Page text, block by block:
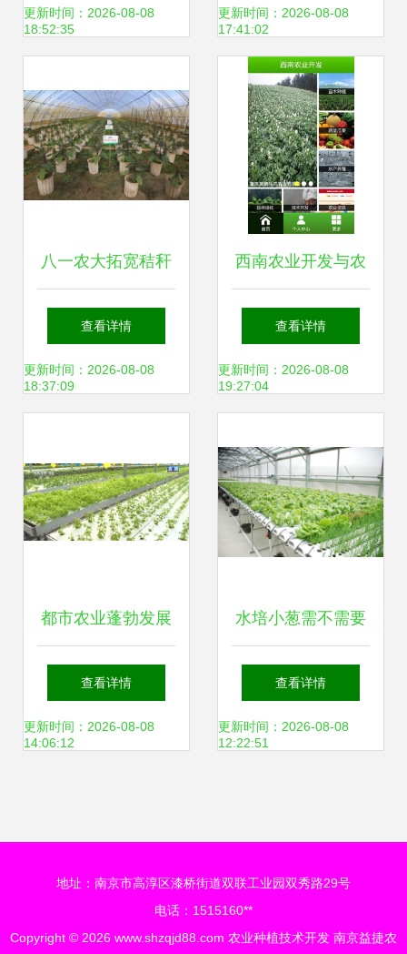
度
更新时间：2026-08-08
18:52:35
更新时间：2026-08-08
17:41:02
八一农大拓宽秸秆
循环利用范围 开辟
农业资源转化新路
查看详情
更新时间：2026-08-08
18:37:09
西南农业开发与农
业种植技术下载指
南
查看详情
更新时间：2026-08-08
19:27:04
都市农业蓬勃发展
科技“菜园子”添彩
城市生活的绿色经
查看详情
更新时间：2026-08-08
14:06:12
水培小葱需不需要
天天换水？权威种
植技术详解与四季
查看详情
更新时间：2026-08-08
12:22:51
地址：南京市高淳区漆桥街道双联工业园双秀路29号
电话：1515160**
Copyright © 2026 www.shzqjd88.com 农业种植技术开发 南京益捷农